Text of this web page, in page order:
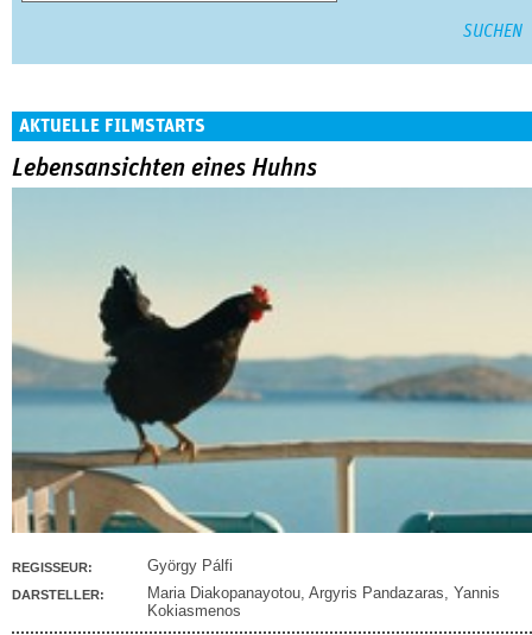
AKTUELLE FILMSTARTS
Lebensansichten eines Huhns
REGISSEUR: György Pálfi
DARSTELLER: Maria Diakopanayotou, Argyris Pandazaras, Yannis
Kokiasmenos